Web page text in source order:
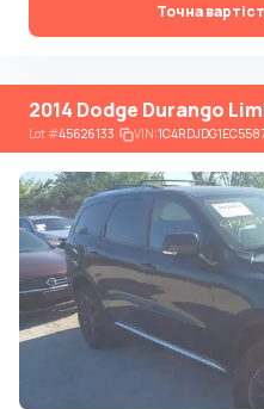
Точна
2014 Dodge Durango
Lot#45626133 VIN: